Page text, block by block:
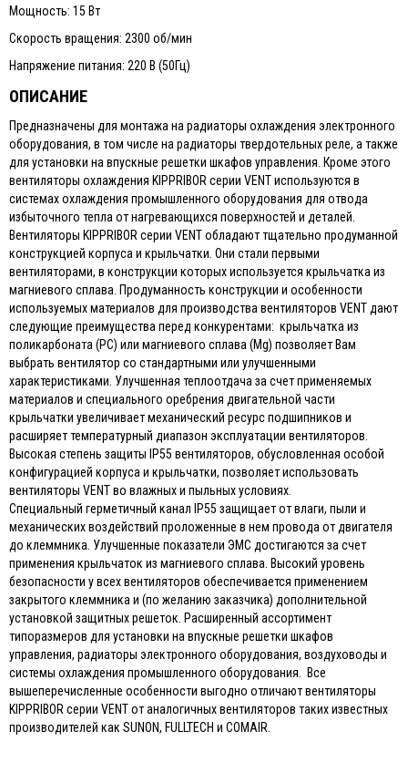
Мощность: 15 Вт
Скорость вращения: 2300 об/мин
Напряжение питания: 220 В (50Гц)
ОПИСАНИЕ
Предназначены для монтажа на радиаторы охлаждения электронного
оборудования, в том числе на радиаторы твердотельных реле, а также
для установки на впускные решетки шкафов управления. Кроме этого
вентиляторы охлаждения KIPPRIBOR серии VENT используются в
системах охлаждения промышленного оборудования для отвода
избыточного тепла от нагревающихся поверхностей и деталей.
Вентиляторы KIPPRIBOR серии VENT обладают тщательно продуманной
конструкцией корпуса и крыльчатки. Они стали первыми
вентиляторами, в конструкции которых используется крыльчатка из
магниевого сплава. Продуманность конструкции и особенности
используемых материалов для производства вентиляторов VENT дают
следующие преимущества перед конкурентами: крыльчатка из
поликарбоната (PC) или магниевого сплава (Mg) позволяет Вам
выбрать вентилятор со стандартными или улучшенными
характеристиками. Улучшенная теплоотдача за счет применяемых
материалов и специального оребрения двигательной части
крыльчатки увеличивает механический ресурс подшипников и
расширяет температурный диапазон эксплуатации вентиляторов.
Высокая степень защиты IP55 вентиляторов, обусловленная особой
конфигурацией корпуса и крыльчатки, позволяет использовать
вентиляторы VENT во влажных и пыльных условиях.
Специальный герметичный канал IP55 защищает от влаги, пыли и
механических воздействий проложенные в нем провода от двигателя
до клеммника. Улучшенные показатели ЭМС достигаются за счет
применения крыльчаток из магниевого сплава. Высокий уровень
безопасности у всех вентиляторов обеспечивается применением
закрытого клеммника и (по желанию заказчика) дополнительной
установкой защитных решеток. Расширенный ассортимент
типоразмеров для установки на впускные решетки шкафов
управления, радиаторы электронного оборудования, воздуховоды и
системы охлаждения промышленного оборудования. Все
вышеперечисленные особенности выгодно отличают вентиляторы
KIPPRIBOR серии VENT от аналогичных вентиляторов таких известных
производителей как SUNON, FULLTECH и COMAIR.